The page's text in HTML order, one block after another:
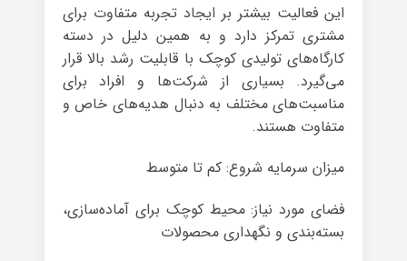
این فعالیت بیشتر بر ایجاد تجربه متفاوت برای
مشتری تمرکز دارد و به همین دلیل در دسته
کارگاه‌های تولیدی کوچک با قابلیت رشد بالا قرار
می‌گیرد. بسیاری از شرکت‌ها و افراد برای
مناسبت‌های مختلف به دنبال هدیه‌های خاص و
متفاوت هستند.
میزان سرمایه شروع: کم تا متوسط
فضای مورد نیاز: محیط کوچک برای آماده‌سازی،
بسته‌بندی و نگهداری محصولات